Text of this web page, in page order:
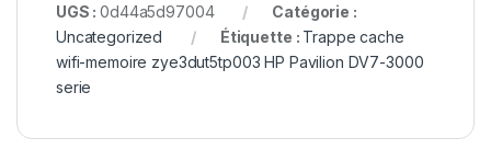
UGS :0d44a5d97004
Catégorie :
Uncategorized
Étiquette : Trappe cache
wifi-memoire zye3dut5tp003 HP Pavilion DV7-3000
serie